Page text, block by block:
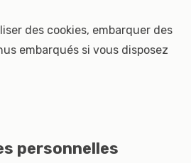
des cookies, embarquer des
embarqués si vous disposez
personnelles